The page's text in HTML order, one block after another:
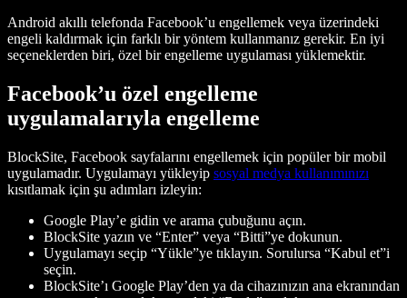
Android akıllı telefonda Facebook’u engellemek veya üzerindeki
engeli kaldırmak için farklı bir yöntem kullanmanız gerekir. En iyi
seçeneklerden biri, özel bir engelleme uygulaması yüklemektir.
Facebook’u özel engelleme
uygulamalarıyla engelleme
BlockSite, Facebook sayfalarını engellemek için popüler bir mobil
uygulamadır. Uygulamayı yükleyip sosyal medya kullanımınızı
kısıtlamak için şu adımları izleyin:
Google Play’e gidin ve arama çubuğunu açın.
BlockSite yazın ve “Enter” veya “Bitti”ye dokunun.
Uygulamayı seçip “Yükle”ye tıklayın. Sorulursa “Kabul et”i
seçin.
BlockSite’ı Google Play’den ya da cihazınızın ana ekranından